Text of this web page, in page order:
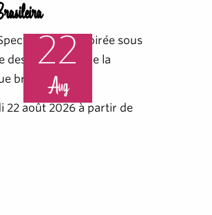
- Une soirée sous
des saveurs et de la
brésilienne
22 août 2026 à partir de
22
Aug